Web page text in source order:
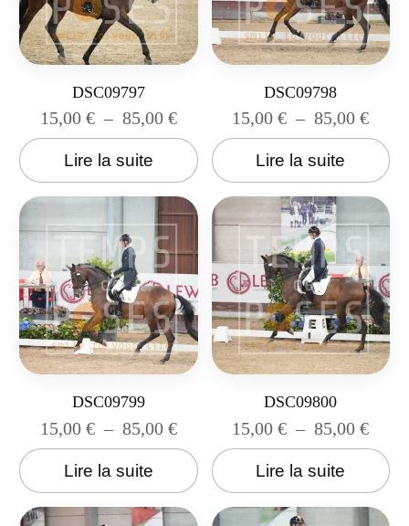
DSC09797
15,00 € – 85,00 €
Lire la suite
DSC09798
15,00€ – 85,00€
Lire la suite
DSC09799
15,00 € – 85,00 €
Lire la suite
DSC09800
15,00€ – 85,00€
Lire la suite